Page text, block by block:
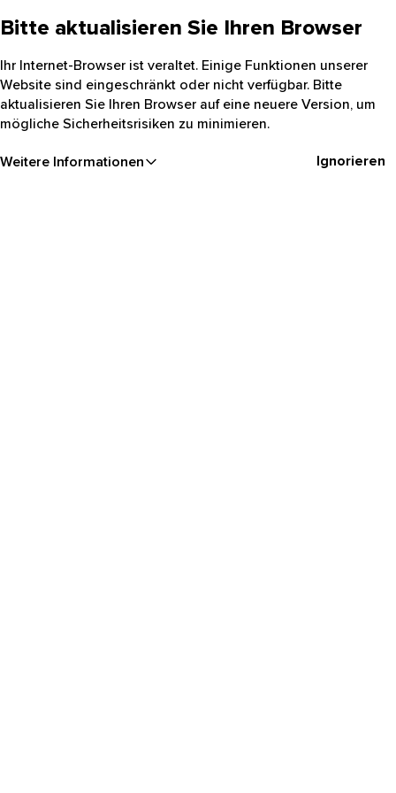
Bitte aktualisieren Sie Ihren Browser
Ihr Internet-Browser ist veraltet. Einige Funktionen unserer
Website sind eingeschränkt oder nicht verfügbar. Bitte
aktualisieren Sie Ihren Browser auf eine neuere Version, um
mögliche Sicherheitsrisiken zu minimieren.
Weitere Informationen Ignorieren